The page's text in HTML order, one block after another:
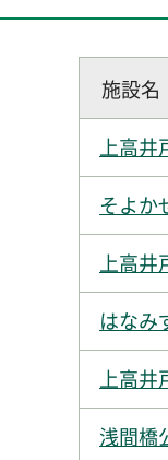
施設名
上高井
そよか
上高井
はなみ
上高井
浅間橋